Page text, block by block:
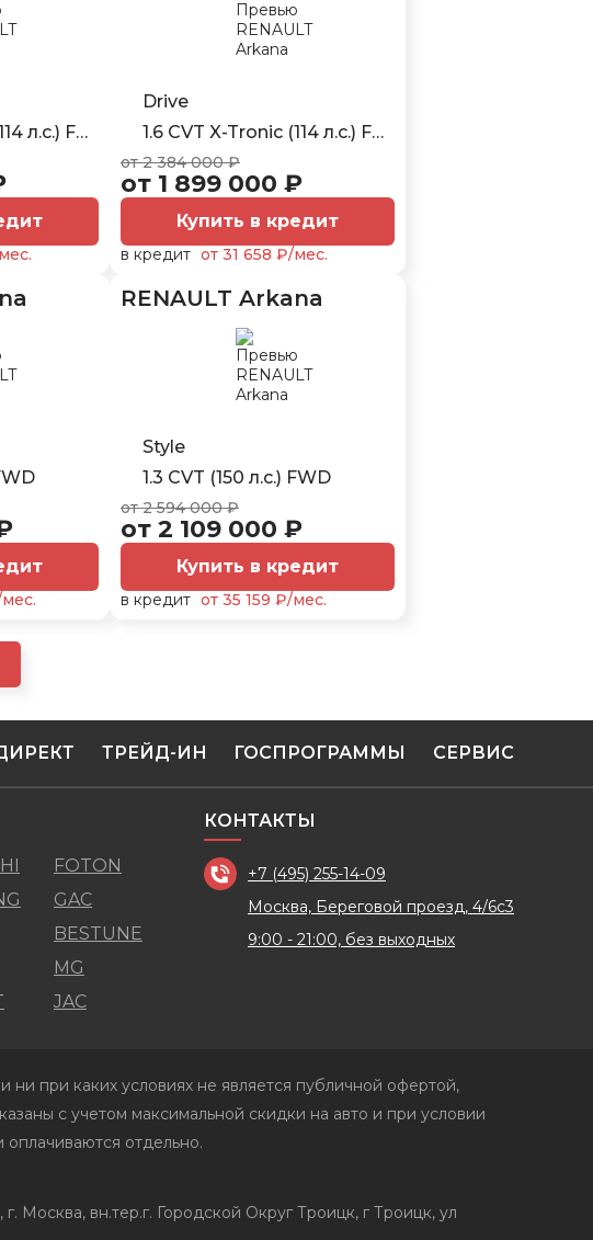
л.с.) FWD
Drive
1.6 CVT X-Tronic (114 л.с.) FWD
от 2 384 000 ₽
от 1 899 000 ₽
Купить в кредит
в кредит от 31 658 ₽/мес.
RENAULT Arkana
Style
1.3 CVT (150 л.с.) FWD
от 2 594 000 ₽
от 2 109 000 ₽
Купить в кредит
в кредит от 35 159 ₽/мес.
ТРЕЙД-ИН ГОСПРОГРАММЫ СЕРВИС
FOTON
GAC
BESTUNE
MG
JAC
КОНТАКТЫ
+7 (495) 255-14-09
Москва, Береговой проезд, 4/6с3
9:00 - 21:00, без выходных
при каких условиях не является публичной офертой,
с учетом максимальной скидки на авто и при условии
отдельно.
вн.тер.г. Городской Округ Троицк, г Троицк, ул